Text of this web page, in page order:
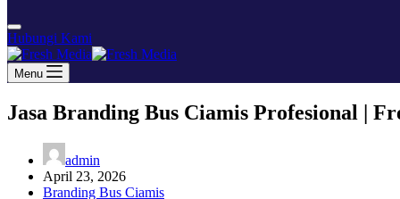
Hubungi Kami
Menu
Jasa Branding Bus Ciamis Profesional |
admin
April 23, 2026
Branding Bus Ciamis